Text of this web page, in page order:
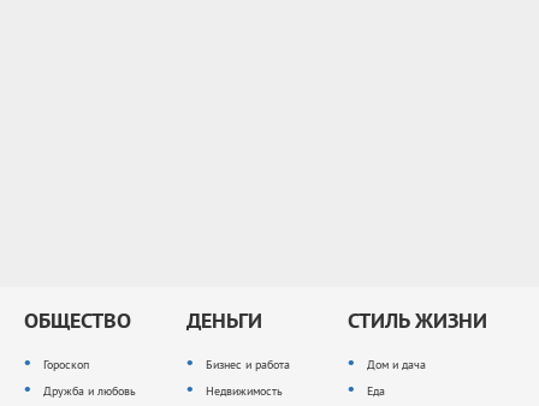
ОБЩЕСТВО
Гороскоп
Дружба и любовь
ДЕНЬГИ
Бизнес и работа
Недвижимость
СТИЛЬ ЖИЗНИ
Дом и дача
Еда